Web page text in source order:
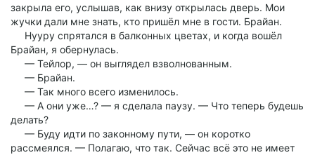
закрыла его, услышав, как внизу открылась дверь. Мои
жучки дали мне знать, кто пришёл мне в гости. Брайан.
Нууру спрятался в балконных цветах, и когда вошёл
Брайан, я обернулась.
— Тейлор, — он выглядел взволнованным.
— Брайан.
— Так много всего изменилось.
— А они уже…? — я сделала паузу. — Что теперь будешь
делать?
— Буду идти по законному пути, — он коротко
рассмеялся. — Полагаю, что так. Сейчас всё это не имеет